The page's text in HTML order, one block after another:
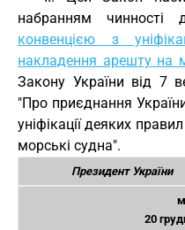
набранням чинності
конвенцією з
накладення арешту на
Закону України від 7
"Про приєднання
уніфікації деяких
морські судна".
Президент України
20